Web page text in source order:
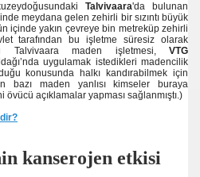
Talvivaara'da bulunan
meydana gelen zehirli bir sızıntı büyük
içinde yakın çevreye bin metreküp zehirli
tarafından bu işletme süresiz olarak
Talvivaara maden işletmesi, VTG
uygulamak istedikleri madencilik
konusunda halkı kandırabilmek için
bazı maden yanlısı kimseler buraya
açıklamalar yapması sağlanmıştı.)
kanserojen etkisi